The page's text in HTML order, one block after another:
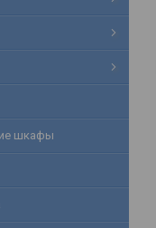
шкафы